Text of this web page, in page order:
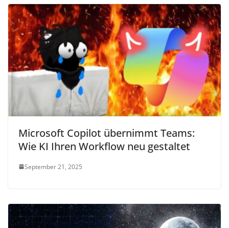
Microsoft Copilot übernimmt Teams:
Wie KI Ihren Workflow neu gestaltet
September 21, 2025